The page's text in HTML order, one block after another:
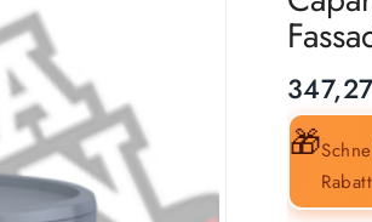
🎁
Rabatt